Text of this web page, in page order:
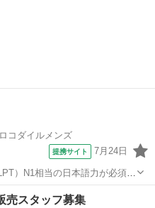
コダイルメンズ
提携サイト 7月24日
）N1相当の日本語力が必須で
language proficiency
の他
スタッフ募集